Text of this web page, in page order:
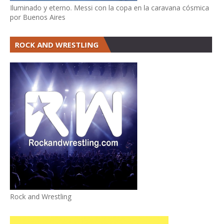
Iluminado y eterno. Messi con la copa en la caravana cósmica
por Buenos Aires
ROCK AND WRESTLING
Rock and Wrestling